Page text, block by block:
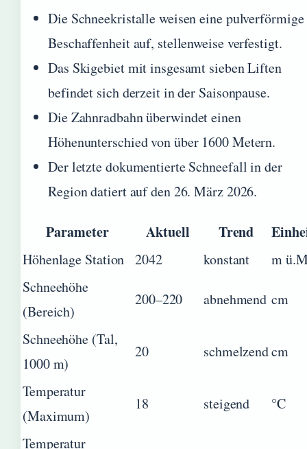
Die Schneekristalle weisen eine pulverförmige
Beschaffenheit auf, stellenweise verfestigt.
Das Skigebiet mit insgesamt sieben Liften
befindet sich derzeit in der Saisonpause.
Die Zahnradbahn überwindet einen
Höhenunterschied von über 1600 Metern.
Der letzte dokumentierte Schneefall in der
Region datiert auf den 26. März 2026.
Parameter Aktuell Trend
Höhenlage Station 2042 konstant
m
Schneehöhe
(Bereich)
200–220 abnehmend cm
Schneehöhe (Tal,
1000 m)
20 schmelzendcm
Temperatur
(Maximum)
18 steigend °C
Temperatur